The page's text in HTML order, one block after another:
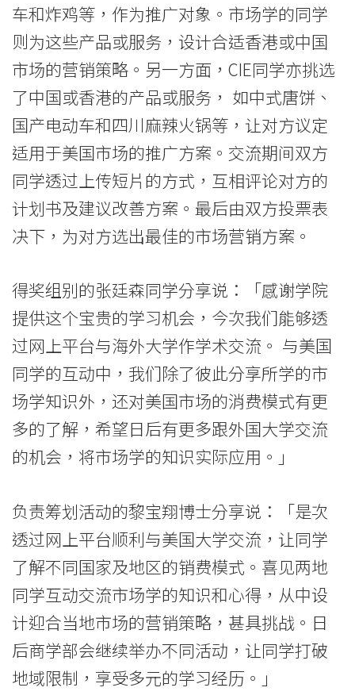
学
院
消
息
国
际
院
香
港
浸
会
大
学
车和炸鸡等，作为推广对象。市场学的同学
则为这些产品或服务，设计合适香港或中国
市场的营销策略。另一方面，CIE同学亦挑选
了中国或香港的产品或服务， 如中式唐饼、
国产电动车和四川麻辣火锅等，让对方议定
适用于美国市场的推广方案。交流期间双方
同学透过上传短片的方式，互相评论对方的
计划书及建议改善方案。最后由双方投票表
决下，为对方选出最佳的市场营销方案。
得奖组别的张廷森同学分享说：「感谢学院
提供这个宝贵的学习机会，今次我们能够透
过网上平台与海外大学作学术交流。 与美国
同学的互动中，我们除了彼此分享所学的市
场学知识外，还对美国市场的消费模式有更
多的了解，希望日后有更多跟外国大学交流
的机会，将市场学的知识实际应用。」
负责筹划活动的黎宝翔博士分享说：「是次
透过网上平台顺利与美国大学交流，让同学
了解不同国家及地区的销费模式。喜见两地
同学互动交流市场学的知识和心得，从中设
计迎合当地市场的营销策略，甚具挑战。日
后商学部会继续举办不同活动，让同学打破
地域限制，享受多元的学习经历。」